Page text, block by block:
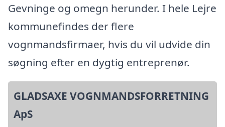
Gevninge og omegn herunder. I hele Lejre
kommunefindes der flere
vognmandsfirmaer, hvis du vil udvide din
søgning efter en dygtig entreprenør.
GLADSAXE VOGNMANDSFORRETNING
ApS